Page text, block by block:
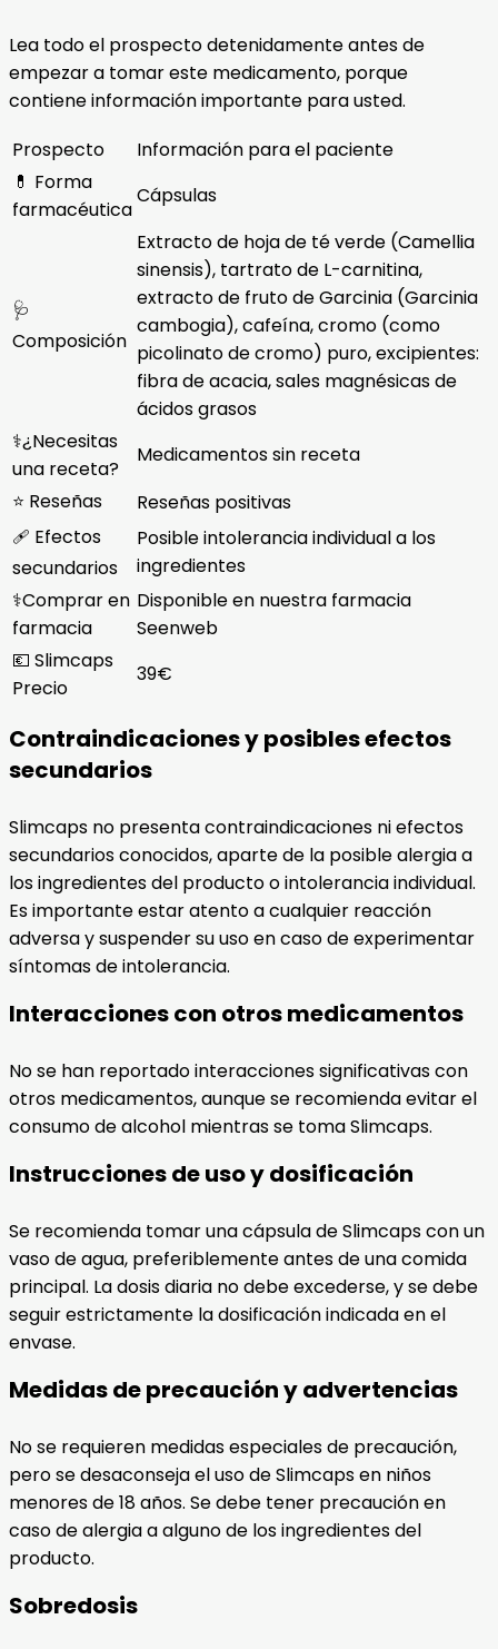
Lea todo el prospecto detenidamente antes de
empezar a tomar este medicamento, porque
contiene información importante para usted.
Prospecto
Información para el paciente
💊 Forma
farmacéutica
Cápsulas
🩺
Composición
Extracto de hoja de té verde (Camellia
sinensis), tartrato de L-carnitina,
extracto de fruto de Garcinia (Garcinia
cambogia), cafeína, cromo (como
picolinato de cromo) puro, excipientes:
fibra de acacia, sales magnésicas de
ácidos grasos
⚕️¿Necesitas
una receta?
Medicamentos sin receta
⭐ Reseñas
Reseñas positivas
🩹 Efectos
secundarios
Posible intolerancia individual a los
ingredientes
⚕️Comprar en
farmacia
Disponible en nuestra farmacia
Seenweb
💶 Slimcaps
Precio
39€
Contraindicaciones y posibles efectos
secundarios
Slimcaps no presenta contraindicaciones ni efectos
secundarios conocidos, aparte de la posible alergia a
los ingredientes del producto o intolerancia individual.
Es importante estar atento a cualquier reacción
adversa y suspender su uso en caso de experimentar
síntomas de intolerancia.
Interacciones con otros medicamentos
No se han reportado interacciones significativas con
otros medicamentos, aunque se recomienda evitar el
consumo de alcohol mientras se toma Slimcaps.
Instrucciones de uso y dosificación
Se recomienda tomar una cápsula de Slimcaps con un
vaso de agua, preferiblemente antes de una comida
principal. La dosis diaria no debe excederse, y se debe
seguir estrictamente la dosificación indicada en el
envase.
Medidas de precaución y advertencias
No se requieren medidas especiales de precaución,
pero se desaconseja el uso de Slimcaps en niños
menores de 18 años. Se debe tener precaución en
caso de alergia a alguno de los ingredientes del
producto.
Sobredosis